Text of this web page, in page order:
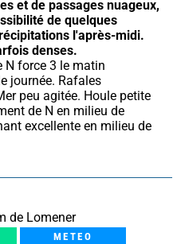
et de passages nuageux,
de quelques
l'après-midi.
denses.
journée. Rafales
peu agitée. Houle petite
de N en milieu de
excellente en milieu de
de Lomener
METEO